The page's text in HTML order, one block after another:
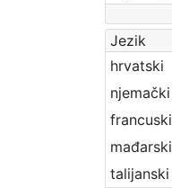
Jezik
hrvatski
njemački
francuski
mađarski
talijanski